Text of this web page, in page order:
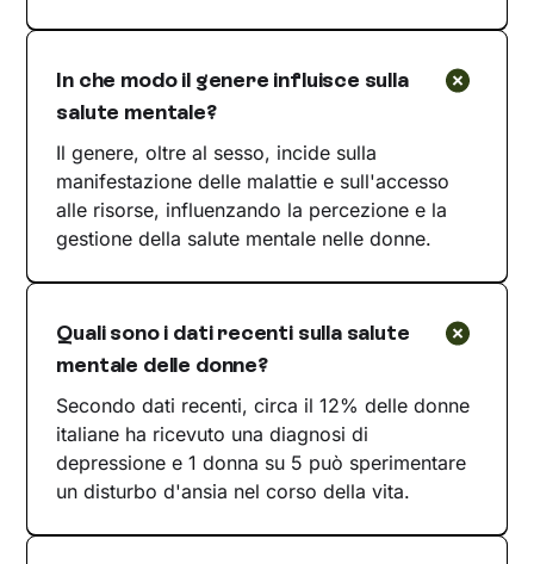
In che modo il genere influisce sulla
salute mentale?
Il genere, oltre al sesso, incide sulla
manifestazione delle malattie e sull'accesso
alle risorse, influenzando la percezione e la
gestione della salute mentale nelle donne.
Quali sono i dati recenti sulla salute
mentale delle donne?
Secondo dati recenti, circa il 12% delle donne
italiane ha ricevuto una diagnosi di
depressione e 1 donna su 5 può sperimentare
un disturbo d'ansia nel corso della vita.